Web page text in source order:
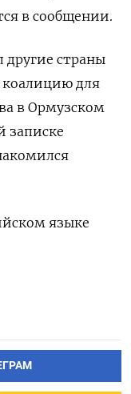
в ​сообщении.
страны
для
в Ормузском
‌записке
языке